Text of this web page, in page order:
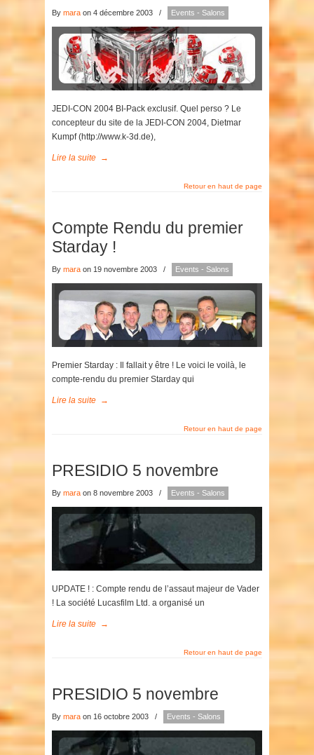
By mara on 4 décembre 2003 / Events - Salons
JEDI-CON 2004 BI-Pack exclusif. Quel perso ? Le
concepteur du site de la JEDI-CON 2004, Dietmar
Kumpf (http://www.k-3d.de),
Lire la suite →
Retour en haut de page
Compte Rendu du premier
Starday !
By mara on 19 novembre 2003 / Events - Salons
Premier Starday : Il fallait y être ! Le voici le voilà, le
compte-rendu du premier Starday qui
Lire la suite →
Retour en haut de page
PRESIDIO 5 novembre
By mara on 8 novembre 2003 / Events - Salons
UPDATE ! : Compte rendu de l’assaut majeur de Vader
! La société Lucasfilm Ltd. a organisé un
Lire la suite →
Retour en haut de page
PRESIDIO 5 novembre
By mara on 16 octobre 2003 / Events - Salons